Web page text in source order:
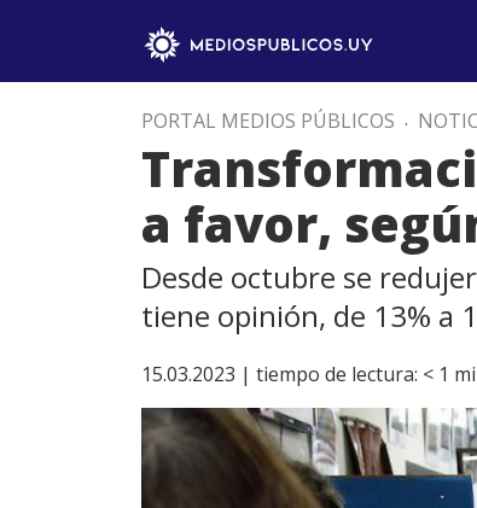
PORTAL MEDIOS PÚBLICOS .
a favor,
Desde octubre se
tiene opinión, de 13% a
15.03.2023 | tiempo de lectura: < 1